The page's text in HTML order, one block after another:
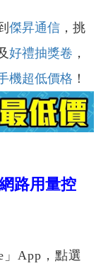
傑昇通信 ，挑
好禮抽獎卷 ，
機超低價格 ！
路用量控
App，點選